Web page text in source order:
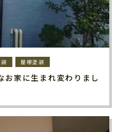
屋根塗装
お家に生まれ変わりまし